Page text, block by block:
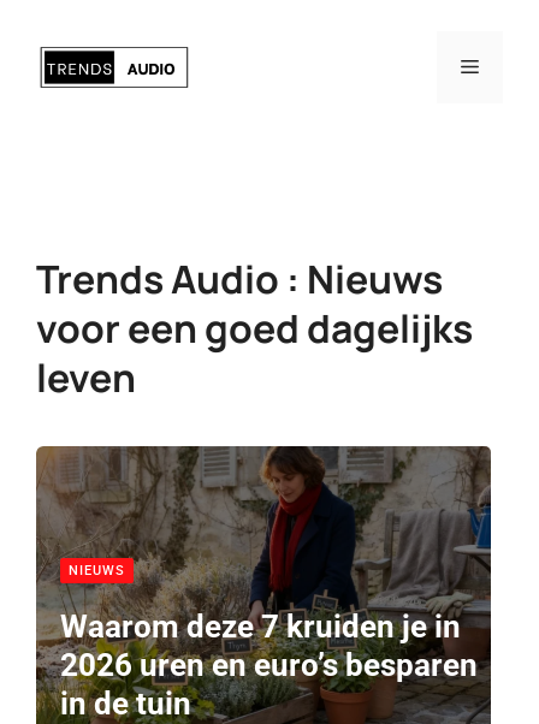
naar
Menu
Trends Audio : Nieuws
voor een goed dagelijks
leven
NIEUWS
Waarom deze 7 kruiden je in
2026 uren en euro’s besparen
in de tuin